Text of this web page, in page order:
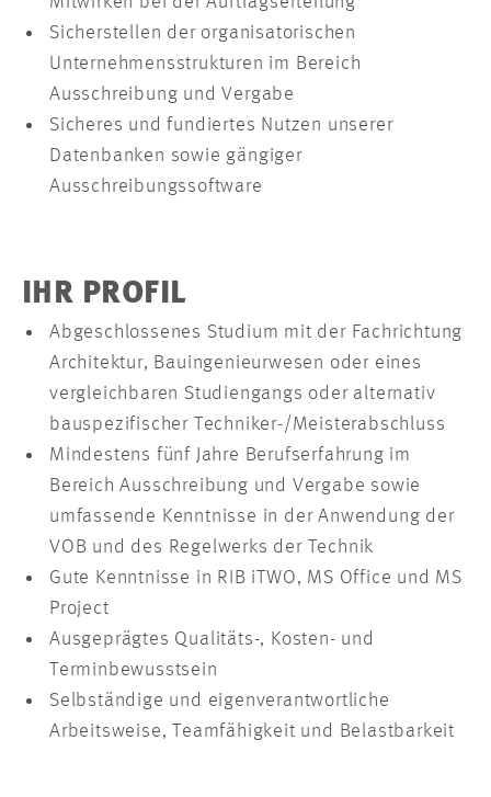
Sicherstellen der organisatorischen
Unternehmensstrukturen im Bereich
Ausschreibung und Vergabe
Sicheres und fundiertes Nutzen unserer
Datenbanken sowie gängiger
Ausschreibungssoftware
IHR PROFIL
Abgeschlossenes Studium mit der Fachrichtung
Architektur, Bauingenieurwesen oder eines
vergleichbaren Studiengangs oder alternativ
bauspezifischer Techniker-/Meisterabschluss
Mindestens fünf Jahre Berufserfahrung im
Bereich Ausschreibung und Vergabe sowie
umfassende Kenntnisse in der Anwendung der
VOB und des Regelwerks der Technik
Gute Kenntnisse in RIB iTWO, MS Office und MS
Project
Ausgeprägtes Qualitäts-, Kosten- und
Terminbewusstsein
Selbständige und eigenverantwortliche
Arbeitsweise, Teamfähigkeit und Belastbarkeit